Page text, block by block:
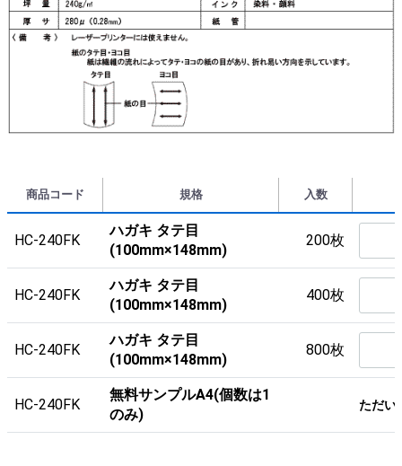
商品コード 規格 入数
HC-240FK
ハガキ タテ目
(100mm×148mm)
200枚
HC-240FK
ハガキ タテ目
(100mm×148mm)
400枚
HC-240FK
ハガキ タテ目
(100mm×148mm)
800枚
HC-240FK
無料サンプルA4(個数は1
のみ)
ただい